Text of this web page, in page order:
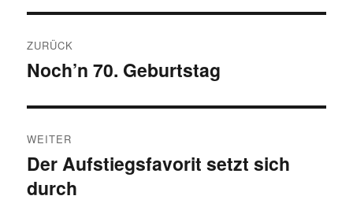
ZURÜCK
Vorheriger
Noch’n 70. Geburtstag
WEITER
Nächster
Beitrag:
Der Aufstiegsfavorit setzt sich
durch